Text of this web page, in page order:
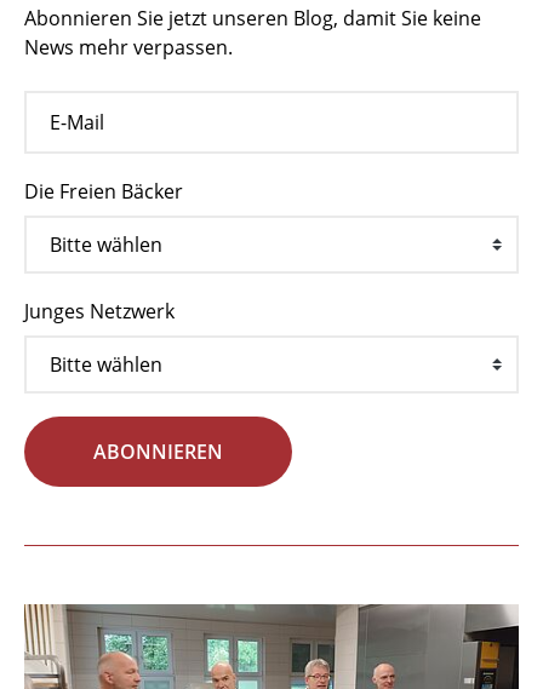
Abonnieren Sie jetzt unseren Blog, damit Sie keine
News mehr verpassen.
Die Freien Bäcker
Junges Netzwerk
ABONNIEREN